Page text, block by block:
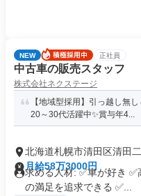
NEW 正社員
中古車の販売スタッフ
株式会社ネクステージ
【地域型採用】引っ越し無
20～30代活躍中✨賞与年4...
北海道札幌市清田区清田
月給58万3000円
求める人材: ✅車が好き
の満足を追求できる ✅...